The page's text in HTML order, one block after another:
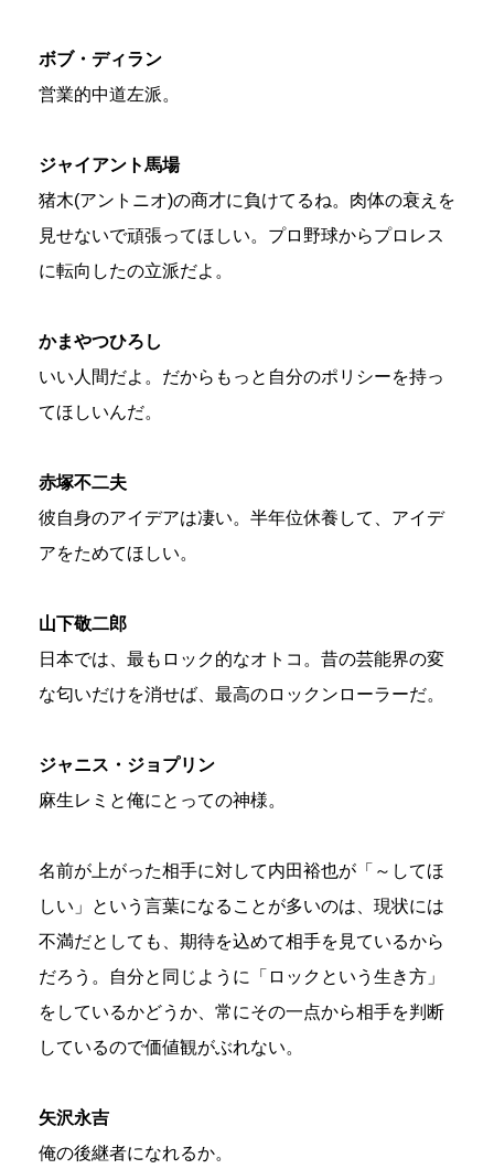
ボブ・ディラン
営業的中道左派。
ジャイアント馬場
猪木(アントニオ)の商才に負けてるね。肉体の衰えを
見せないで頑張ってほしい。プロ野球からプロレス
に転向したの立派だよ。
かまやつひろし
いい人間だよ。だからもっと自分のポリシーを持っ
てほしいんだ。
赤塚不二夫
彼自身のアイデアは凄い。半年位休養して、アイデ
アをためてほしい。
山下敬二郎
日本では、最もロック的なオトコ。昔の芸能界の変
な匂いだけを消せば、最高のロックンローラーだ。
ジャニス・ジョプリン
麻生レミと俺にとっての神様。
名前が上がった相手に対して内田裕也が「～してほ
しい」という言葉になることが多いのは、現状には
不満だとしても、期待を込めて相手を見ているから
だろう。自分と同じように「ロックという生き方」
をしているかどうか、常にその一点から相手を判断
しているので価値観がぶれない。
矢沢永吉
俺の後継者になれるか。